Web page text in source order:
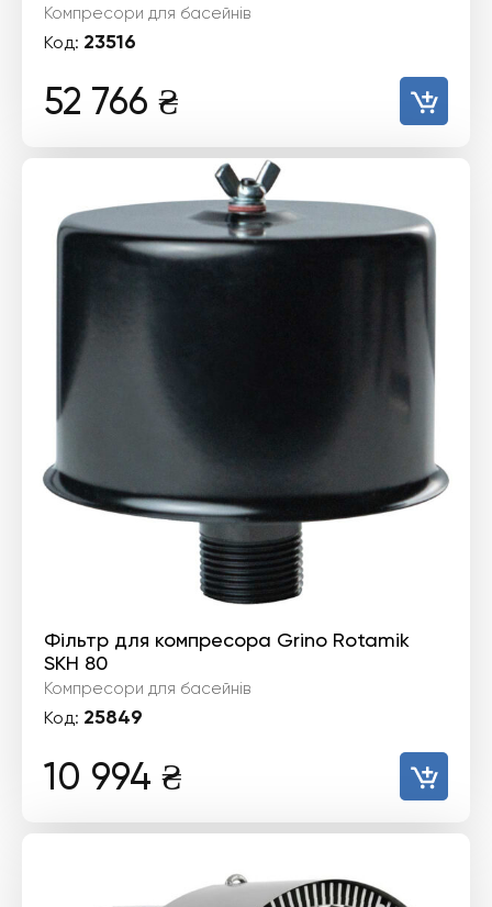
Компресори для басейнів
Код: 23516
52 766 ₴
Фільтр для компресора Grino Rotamik
SKH 80
Компресори для басейнів
Код: 25849
10 994 ₴